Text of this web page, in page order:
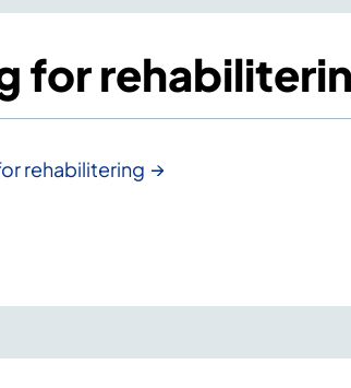
for
rehabilitering